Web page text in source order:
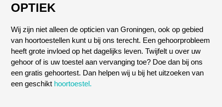
OPTIEK
Wij zijn niet alleen de opticien van Groningen, ook op gebied
van hoortoestellen kunt u bij ons terecht. Een gehoorprobleem
heeft grote invloed op het dagelijks leven. Twijfelt u over uw
gehoor of is uw toestel aan vervanging toe? Doe dan bij ons
een gratis gehoortest. Dan helpen wij u bij het uitzoeken van
een geschikt hoortoestel.